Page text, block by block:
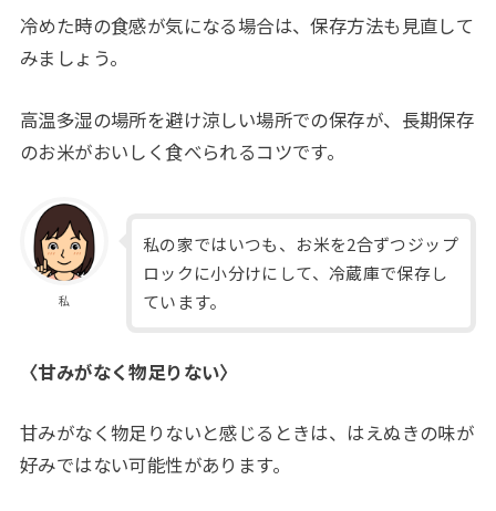
冷めた時の食感が気になる場合は、保存方法も見直して
みましょう。
高温多湿の場所を避け涼しい場所での保存が、長期保存
のお米がおいしく食べられるコツです。
私
私の家ではいつも、お米を2合ずつジップ
ロックに小分けにして、冷蔵庫で保存し
ています。
〈甘みがなく物足りない〉
甘みがなく物足りないと感じるときは、はえぬきの味が
好みではない可能性があります。